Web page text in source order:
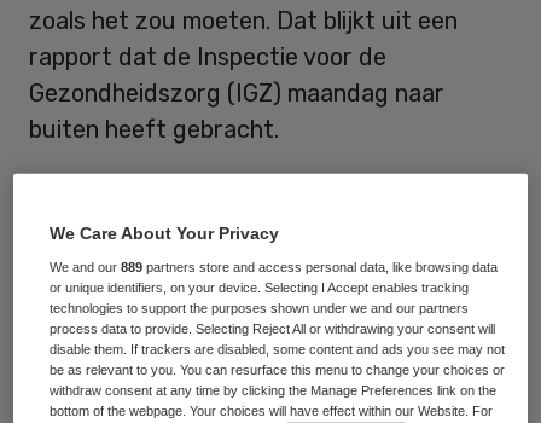
zoals het zou moeten. Dat blijkt uit een
rapport dat de Inspectie voor de
Gezondheidszorg (IGZ) maandag naar
buiten heeft gebracht.
gehandicapten regelmatig worden
afgezonderd, in afzondering leven of
vastgebonden worden. De inspectie deed
onderzoek naar deze vormen van
vrijheidsbeperkingen naar aanleiding van
hetgeval van Brandon, de verstandelijk
We Care About Your Privacy
We and our889 partners store and access personal data, like browsing data
or unique identifiers, on your device. Selecting I Accept enables tracking
technologies to support the purposes shown under we and our partners
process data to provide. Selecting Reject All or withdrawing your consent will
disable them. If trackers are disabled, some content and ads you see may not
be as relevant to you. You can resurface this menu to change your choices or
withdraw consent at any time by clicking the Manage Preferences link on the
bottom of the webpage. Your choices will have effect within our Website. For